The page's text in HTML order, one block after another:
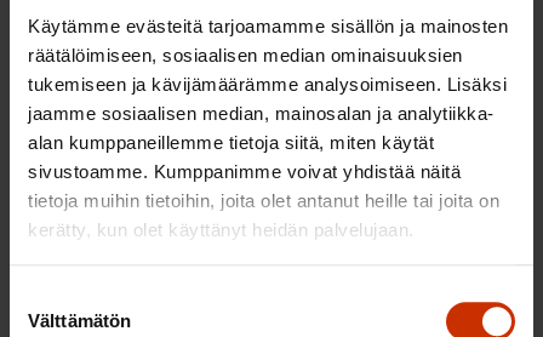
Käytämme evästeitä tarjoamamme sisällön ja mainosten
räätälöimiseen, sosiaalisen median ominaisuuksien
tukemiseen ja kävijämäärämme analysoimiseen. Lisäksi
jaamme sosiaalisen median, mainosalan ja analytiikka-
alan kumppaneillemme tietoja siitä, miten käytät
sivustoamme. Kumppanimme voivat yhdistää näitä
tietoja muihin tietoihin, joita olet antanut heille tai joita on
kerätty, kun olet käyttänyt heidän palvelujaan.
valinta
Välttämätön
aiheutuvat muut kustannukset eivät saa
muodostua esteeksi opiskeluun hakeutumiselle tai
opintojen loppuun saattamiselle. SAK pitää
tärkeänä, että oikeus maksuttomaan opetukseen ja
ohjaukseen on kirjattu lakiin.
Ylioppilastutkinnon järjestämisestä
annetun lain muuttamien
Ylioppilastutkinnon suorittamisen osalta SAK haluaa